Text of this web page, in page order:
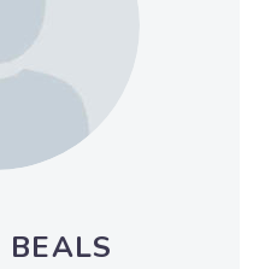
BEALS